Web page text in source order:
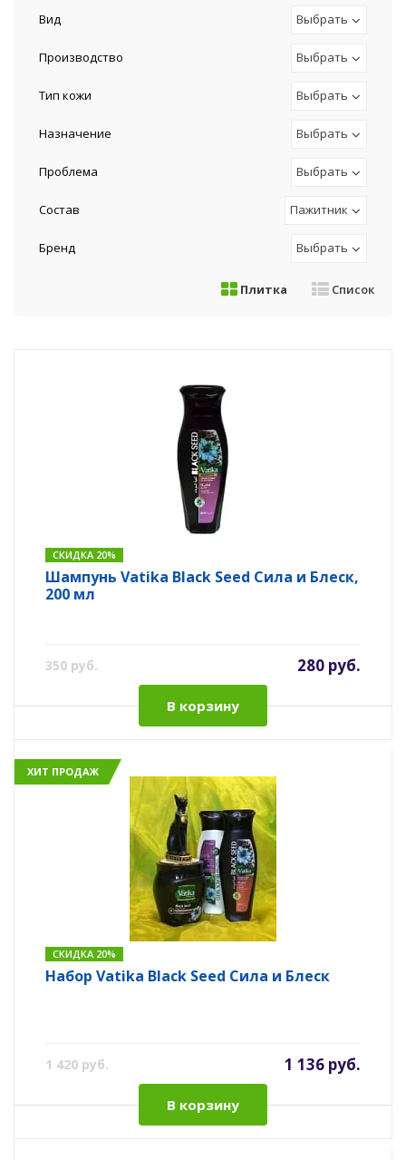
Вид Выбрать
Производство Выбрать
Тип кожи Выбрать
Назначение Выбрать
Проблема Выбрать
Состав Пажитник
Бренд Выбрать
Плитка Список
СКИДКА 20%
Шампунь Vatika Black Seed Сила и Блеск,
200 мл
350 руб. 280 руб.
В корзину
ХИТ ПРОДАЖ
СКИДКА 20%
Набор Vatika Black Seed Сила и Блеск
1 420 руб. 1 136 руб.
В корзину